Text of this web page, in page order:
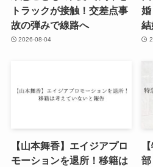
トラックが接触！交差点事
故の弾みで線路へ
2026-08-04
婚
【山本舞香】エイジアプロ
モーションを退所！移籍は
部